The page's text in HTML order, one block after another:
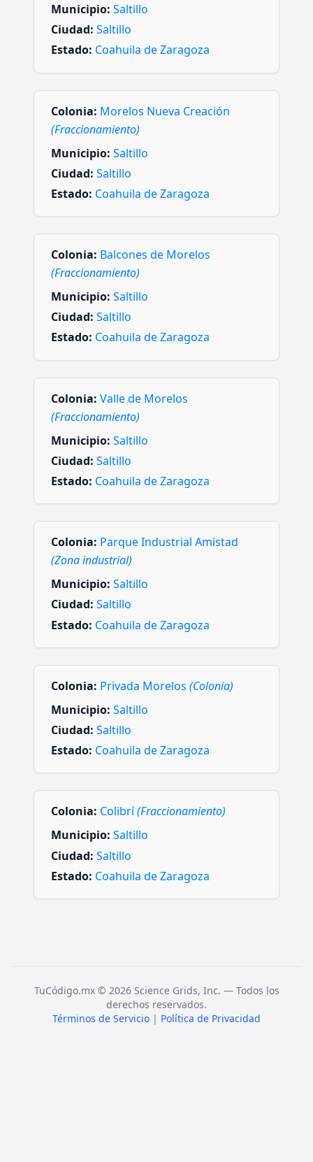
Municipio: Saltillo
Ciudad: Saltillo
Estado: Coahuila de Zaragoza
Colonia: Morelos Nueva Creación
(Fraccionamiento)
Municipio: Saltillo
Ciudad: Saltillo
Estado: Coahuila de Zaragoza
Colonia: Balcones de Morelos
(Fraccionamiento)
Municipio: Saltillo
Ciudad: Saltillo
Estado: Coahuila de Zaragoza
Colonia: Valle de Morelos
(Fraccionamiento)
Municipio: Saltillo
Ciudad: Saltillo
Estado: Coahuila de Zaragoza
Colonia: Parque Industrial Amistad
(Zona industrial)
Municipio: Saltillo
Ciudad: Saltillo
Estado: Coahuila de Zaragoza
Colonia: Privada Morelos (Colonia)
Municipio: Saltillo
Ciudad: Saltillo
Estado: Coahuila de Zaragoza
Colonia: Colibrí(Fraccionamiento)
Municipio: Saltillo
Ciudad: Saltillo
Estado: Coahuila de Zaragoza
TuCódigo.mx © 2026 Science Grids, Inc. — Todos los
derechos reservados.
Términos de Servicio | Política de Privacidad